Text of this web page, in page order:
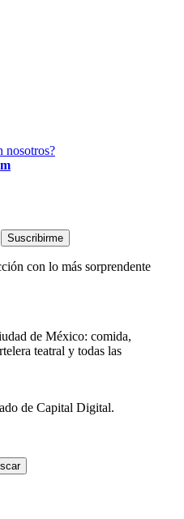
nosotros?
Suscribirme
con lo más sorprendente
de México: comida,
teatral y todas las
de Capital Digital.